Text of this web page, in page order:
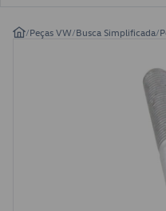
/Peças VW/Busca Simplificada/